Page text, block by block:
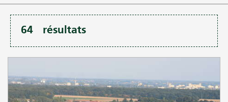
64 résultats